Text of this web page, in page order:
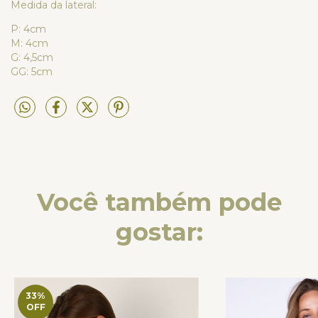
Medida da lateral:
P: 4cm
M: 4cm
G: 4,5cm
GG: 5cm
Você também pode
gostar:
33%
OFF